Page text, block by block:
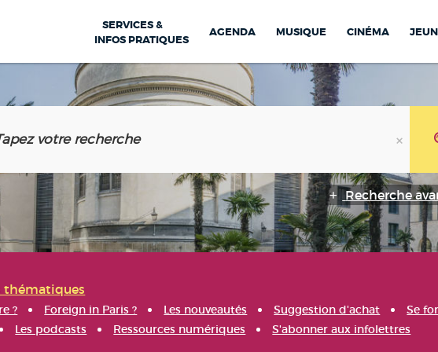
SERVICES &
INFOS PRATIQUES
AGENDA MUSIQUE CINÉMA
Recherche
thématiques
? Foreign in Paris ? Les nouveautés Suggestion d'achat
Se
Les podcasts Ressources numériques S'abonner aux infolettres